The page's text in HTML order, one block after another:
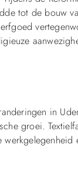
tot de bouw
in
groei.